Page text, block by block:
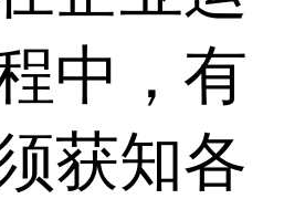
中，有
获知各